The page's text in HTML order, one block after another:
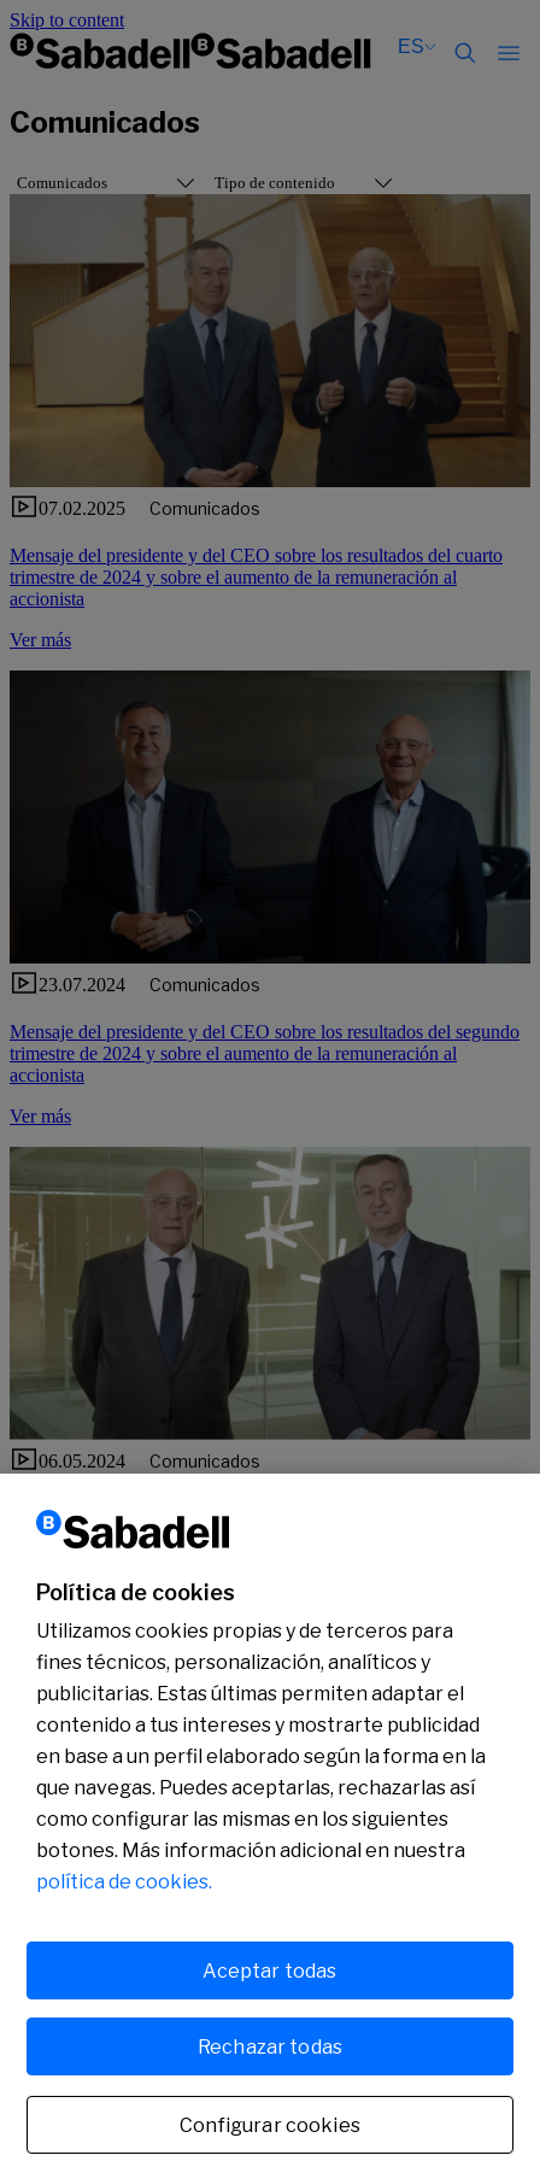
Skip to content
ES
Español
Español
Comunicados
Comunicados Tipo de contenido
07.02.2025 Comunicados
Mensaje del presidente y del CEO sobre los resultados del cuarto
trimestre de 2024 y sobre el aumento de la remuneración al
accionista
Ver más
23.07.2024 Comunicados
Mensaje del presidente y del CEO sobre los resultados del segundo
trimestre de 2024 y sobre el aumento de la remuneración al
accionista
Ver más
06.05.2024 Comunicados
Mensaje del presidente y el consejero delegado de Banco Sabadell
sobre la decisión de rechazo de la propuesta de fusión de BBVA
anterior a la OPA
Ver más
Conócenos
Sala de Prensa
Actualidad
Nos entendemos
Plan de Pensiones de Empleo de Banco Sabadell
Registro Mercantil de Barcelona, tomo/I.R.U.S. 1000152932861, folio 873, hoja B-1561,
NIF A08000143. Entidad de crédito sujeta a la supervisión del Banco de España e inscrita
en el Registro administrativo especial con el número 0081. Para cualquier consulta puedes
Política de cookies
Utilizamos cookies propias y de terceros para
fines técnicos, personalización, analíticos y
publicitarias. Estas últimas permiten adaptar el
contenido a tus intereses y mostrarte publicidad
en base a un perfil elaborado según la forma en la
que navegas. Puedes aceptarlas, rechazarlas así
como configurar las mismas en los siguientes
botones. Más información adicional en nuestra
política de cookies.
Configurar cookies
Rechazar todas
Aceptar todas